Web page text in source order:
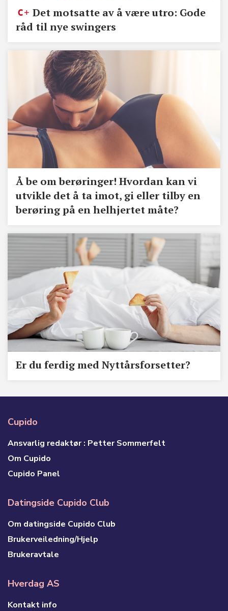
Det motsatte av å være utro: Gode
råd til nye swingers
Å be om berøringer! Hvordan kan vi
utvikle det å ta imot, gi eller tilby en
berøring på en helhjertet måte?
Er du ferdig med Nyttårsforsetter?
Cupido
Ansvarlig redaktør : Petter Sommerfelt
Om Cupido
Cupido Panel
Datingside Cupido Club
Om datingside Cupido Club
Brukerveiledning/Hjelp
Brukeravtale
Hverdag AS
Kontakt info